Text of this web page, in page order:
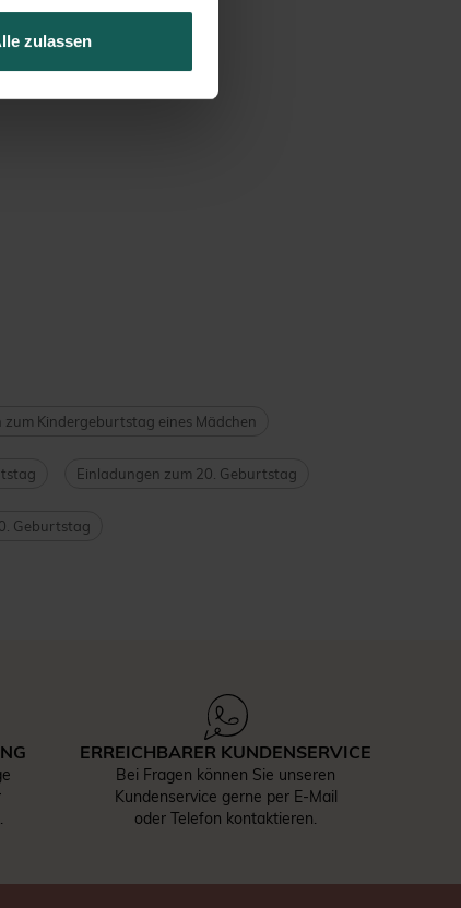
zulassen
Kindergeburtstag eines Mädchen
Einladungen zum 20. Geburtstag
Geburtstag
ERREICHBARER KUNDENSERVICE
Bei Fragen können Sie unseren
Kundenservice gerne per E-Mail
oder Telefon kontaktieren.